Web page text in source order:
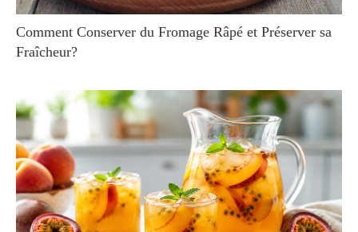
Comment Conserver du Fromage Râpé et Préserver sa
Fraîcheur?